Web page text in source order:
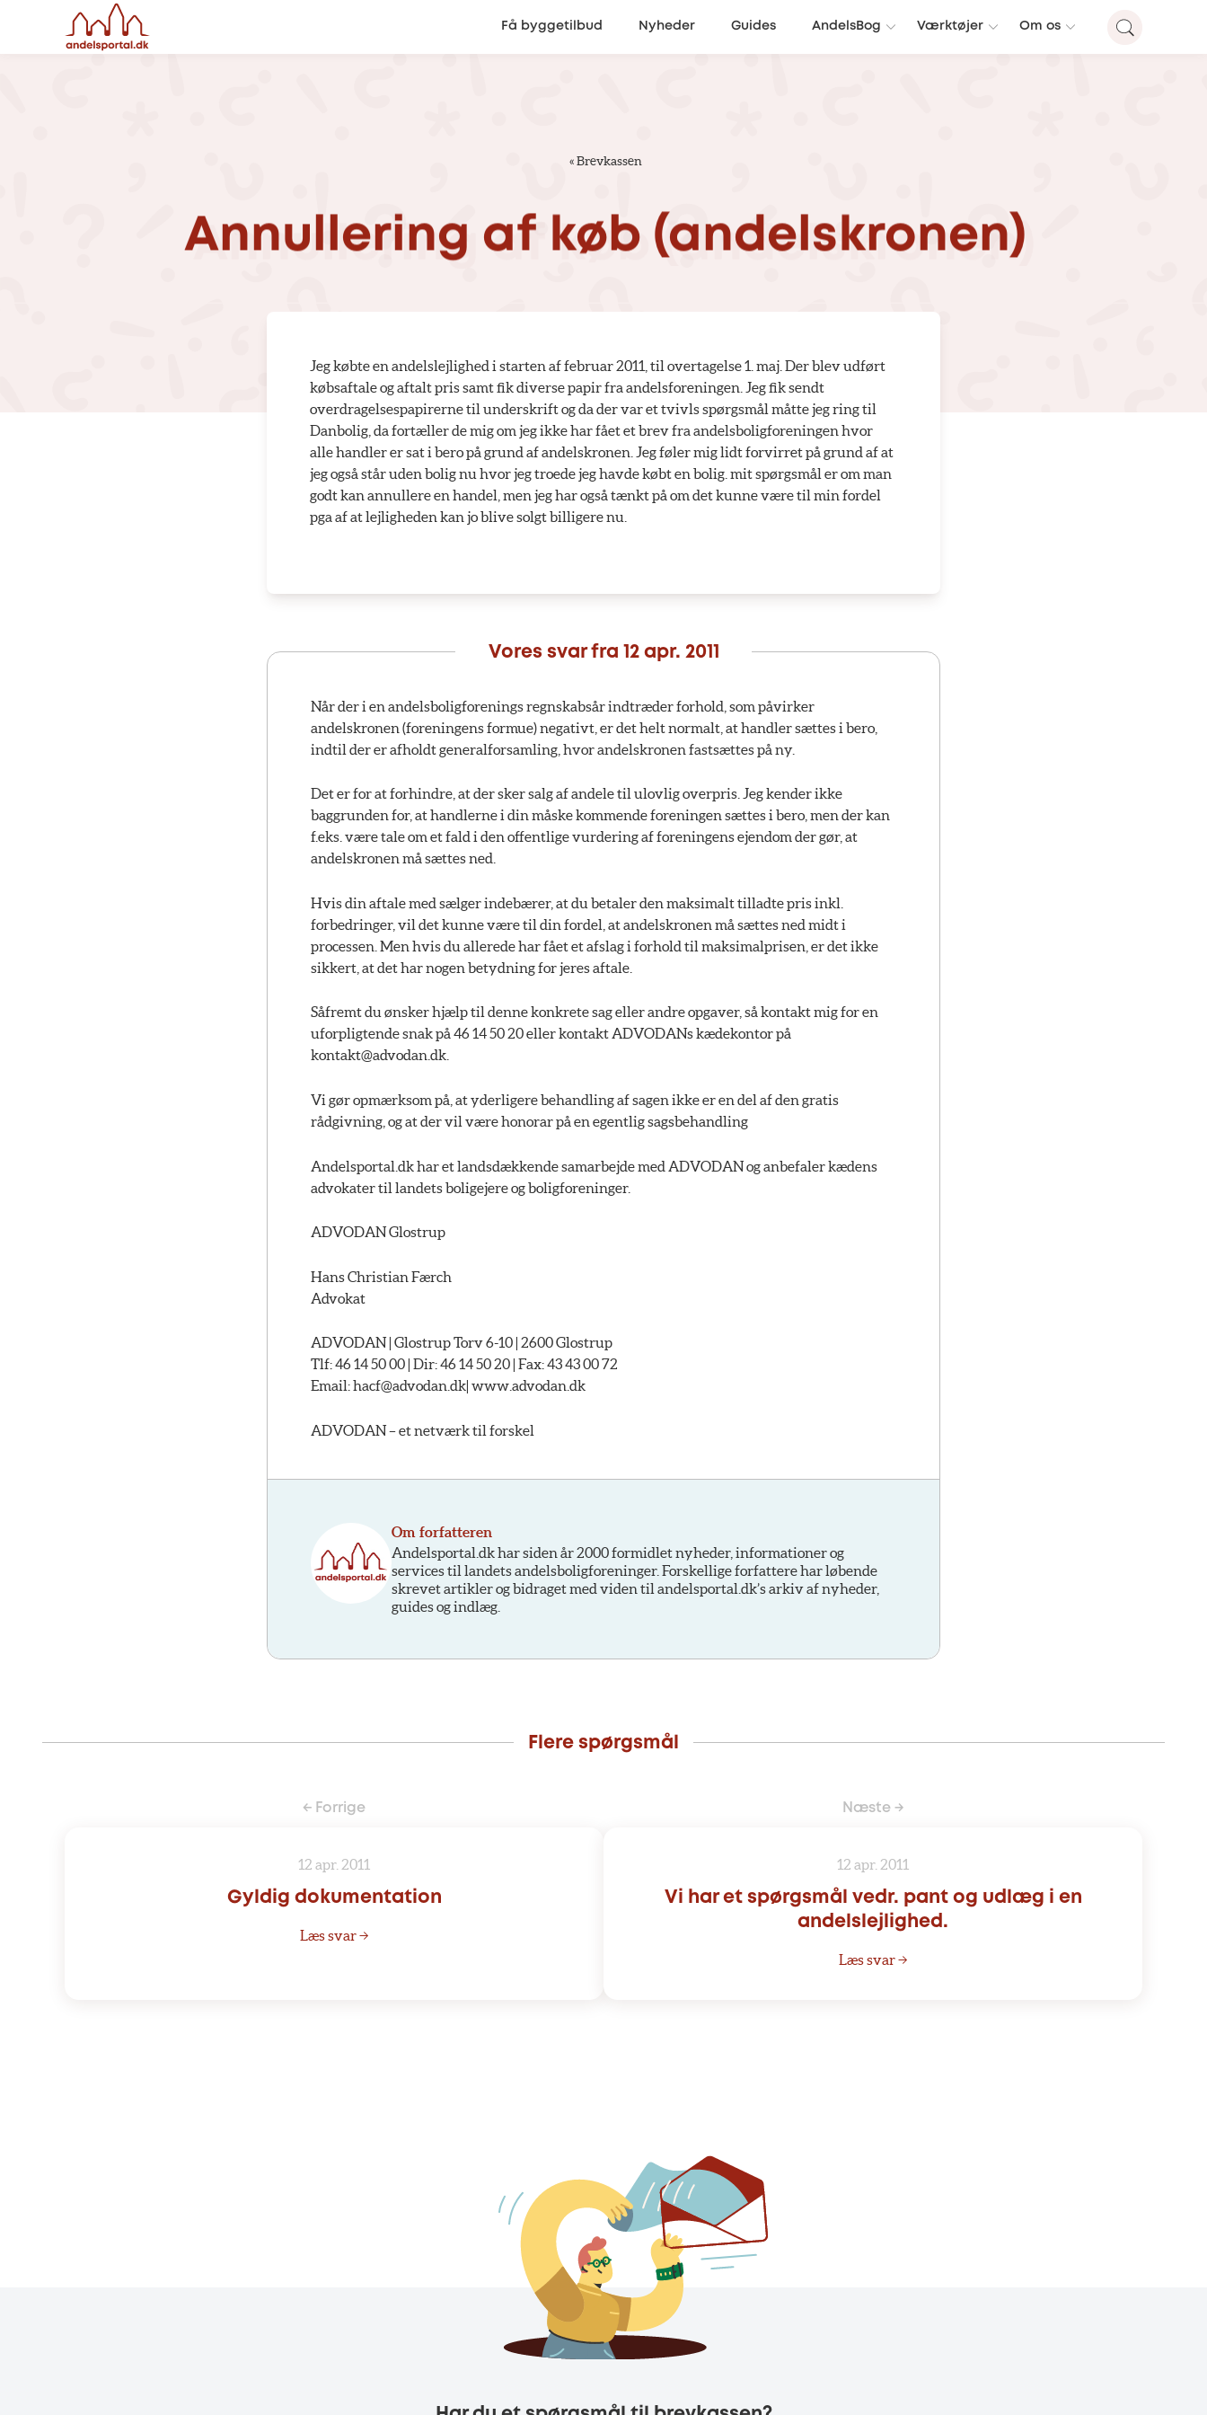
Få byggetilbud Nyheder Guides AndelsBog Værktøjer Om os
«Brevkassen
Annullering af køb (andelskronen)
Jeg købte en andelslejlighed i starten af februar 2011, til overtagelse 1. maj. Der blev udført
købsaftale og aftalt pris samt fik diverse papir fra andelsforeningen. Jeg fik sendt
overdragelsespapirerne til underskrift og da der var et tvivls spørgsmål måtte jeg ring til
Danbolig, da fortæller de mig om jeg ikke har fået et brev fra andelsboligforeningen hvor
alle handler er sat i bero på grund af andelskronen. Jeg føler mig lidt forvirret på grund af at
jeg også står uden bolig nu hvor jeg troede jeg havde købt en bolig. mit spørgsmål er om man
godt kan annullere en handel, men jeg har også tænkt på om det kunne være til min fordel
pga af at lejligheden kan jo blive solgt billigere nu.
Vores svar fra 12 apr. 2011
Når der i en andelsboligforenings regnskabsår indtræder forhold, som påvirker
andelskronen (foreningens formue) negativt, er det helt normalt, at handler sættes i bero,
indtil der er afholdt generalforsamling, hvor andelskronen fastsættes på ny.
Det er for at forhindre, at der sker salg af andele til ulovlig overpris. Jeg kender ikke
baggrunden for, at handlerne i din måske kommende foreningen sættes i bero, men der kan
f.eks. være tale om et fald i den offentlige vurdering af foreningens ejendom der gør, at
andelskronen må sættes ned.
Hvis din aftale med sælger indebærer, at du betaler den maksimalt tilladte pris inkl.
forbedringer, vil det kunne være til din fordel, at andelskronen må sættes ned midt i
processen. Men hvis du allerede har fået et afslag i forhold til maksimalprisen, er det ikke
sikkert, at det har nogen betydning for jeres aftale.
Såfremt du ønsker hjælp til denne konkrete sag eller andre opgaver, så kontakt mig for en
uforpligtende snak på 46 14 50 20 eller kontakt ADVODANs kædekontor på
kontakt@advodan.dk.
Vi gør opmærksom på, at yderligere behandling af sagen ikke er en del af den gratis
rådgivning, og at der vil være honorar på en egentlig sagsbehandling
Andelsportal.dk har et landsdækkende samarbejde med ADVODAN og anbefaler kædens
advokater til landets boligejere og boligforeninger.
ADVODAN Glostrup
Hans Christian Færch
Advokat
ADVODAN | Glostrup Torv 6-10 | 2600 Glostrup
Tlf: 46 14 50 00 | Dir: 46 14 50 20 | Fax: 43 43 00 72
Email: hacf@advodan.dk| www.advodan.dk
ADVODAN – et netværk til forskel
Om forfatteren
Andelsportal.dk har siden år 2000 formidlet nyheder, informationer og
services til landets andelsboligforeninger. Forskellige forfattere har løbende
skrevet artikler og bidraget med viden til andelsportal.dk’s arkiv af nyheder,
guides og indlæg.
Flere spørgsmål
← Forrige
12 apr. 2011
Gyldig dokumentation
Læs svar →
Næste →
12 apr. 2011
Vi har et spørgsmål vedr. pant og udlæg i en
andelslejlighed.
Læs svar →